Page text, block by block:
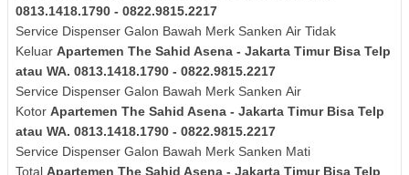
0813.1418.1790 - 0822.9815.2217
Service Dispenser Galon Bawah Merk Sanken Air Tidak
Keluar Apartemen The Sahid Asena - Jakarta Timur Bisa Telp
atau WA. 0813.1418.1790 - 0822.9815.2217
Service Dispenser Galon Bawah Merk Sanken Air
Kotor Apartemen The Sahid Asena - Jakarta Timur Bisa Telp
atau WA. 0813.1418.1790 - 0822.9815.2217
Service Dispenser Galon Bawah Merk Sanken Mati
Total Apartemen The Sahid Asena - Jakarta Timur Bisa Telp